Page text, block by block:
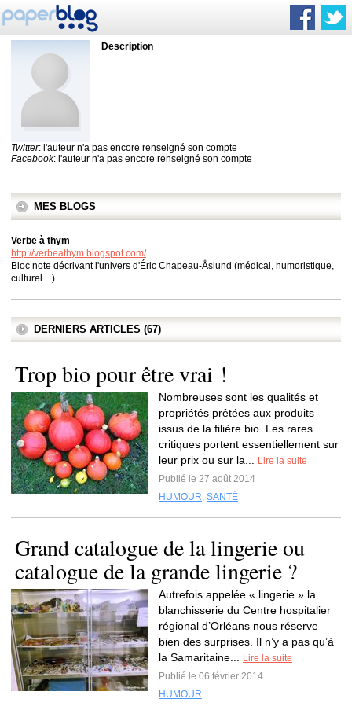
Description
Twitter: l'auteur n'a pas encore renseigné son compte
Facebook: l'auteur n'a pas encore renseigné son compte
MES BLOGS
Verbe à thym
http://verbeathym.blogspot.com/
Bloc note décrivant l'univers d'Éric Chapeau-Åslund (médical, humoristique,
culturel…)
DERNIERS ARTICLES (67)
Trop bio pour être vrai !
Nombreuses sont les qualités et
propriétés prêtées aux produits
issus de la filière bio. Les rares
critiques portent essentiellement sur
leur prix ou sur la...
Lire la suite
Publié le 27 août 2014
HUMOUR, SANTÉ
Grand catalogue de la lingerie ou
catalogue de la grande lingerie ?
Autrefois appelée « lingerie » la
blanchisserie du Centre hospitalier
régional d’Orléans nous réserve
bien des surprises. Il n’y a pas qu’à
la Samaritaine...
Lire la suite
Publié le 06 février 2014
HUMOUR